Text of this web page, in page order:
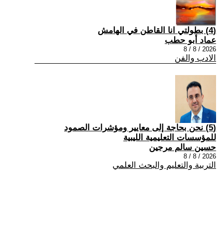
(4) بطولتي انا القاطن في الهامش
عماد أبو حطب
2026 / 8 / 8
الادب والفن
(5) نحن بحاجة إلى معايير ومؤشرات الصمود
للمؤسسات التعليمية الليبية
حسين سالم مرجين
2026 / 8 / 8
التربية والتعليم والبحث العلمي